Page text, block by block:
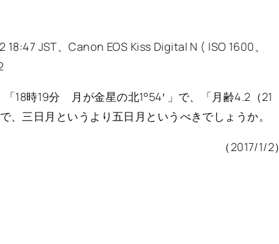
18:47 JST、Canon EOS Kiss Digital N ( ISO 1600、
18時19分 月が金星の北1°54′ 」で、「月齢4.2（21
三日月というより五日月というべきでしょうか。
（2017/1/2）